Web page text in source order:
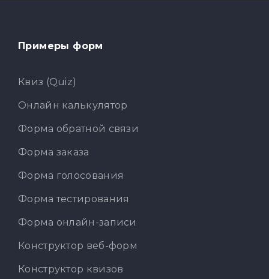
Примеры форм
Квиз (Quiz)
Онлайн калькулятор
Форма обратной связи
Форма заказа
Форма голосования
Форма тестирования
Форма онлайн-записи
Конструктор веб-форм
Конструктор квизов